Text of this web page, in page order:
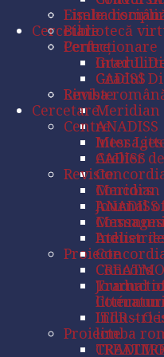
Limba
Cercetare
Centre
Inter
CADISS
Reviste
Meridian
ANADISS
Atelier
Concors
Journal
Proiecte
ITLR –
limba
Fișele
Bibliotecă
Perfecționare
Gradul
Gradul
Limba
Cercetare
Centre
Inter
CADISS
Reviste
Meridian
ANADISS
Atelier
Concors
Journal
Proiecte